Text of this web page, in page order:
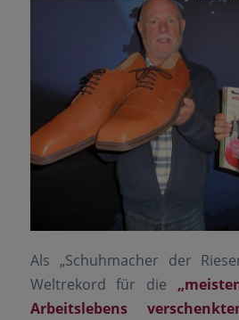
Als „Schuhmacher der
Weltrekord für die
Arbeitslebens